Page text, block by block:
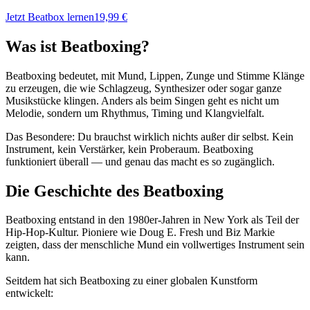
Jetzt Beatbox lernen19,99 €
Was ist Beatboxing?
Beatboxing bedeutet, mit Mund, Lippen, Zunge und Stimme Klänge
zu erzeugen, die wie Schlagzeug, Synthesizer oder sogar ganze
Musikstücke klingen. Anders als beim Singen geht es nicht um
Melodie, sondern um Rhythmus, Timing und Klangvielfalt.
Das Besondere: Du brauchst wirklich nichts außer dir selbst. Kein
Instrument, kein Verstärker, kein Proberaum. Beatboxing
funktioniert überall — und genau das macht es so zugänglich.
Die Geschichte des Beatboxing
Beatboxing entstand in den 1980er-Jahren in New York als Teil der
Hip-Hop-Kultur. Pioniere wie Doug E. Fresh und Biz Markie
zeigten, dass der menschliche Mund ein vollwertiges Instrument sein
kann.
Seitdem hat sich Beatboxing zu einer globalen Kunstform
entwickelt: